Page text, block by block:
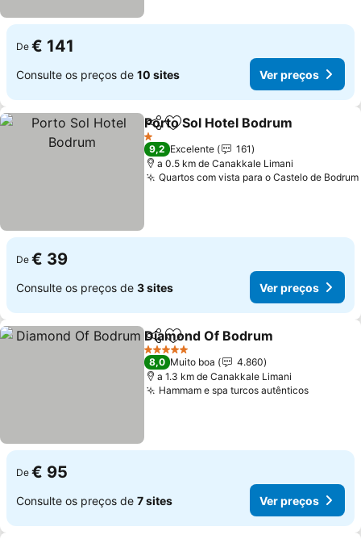
De € 141
Consulte os preços de 10 sites Ver preços
PartilharAdicionar aos favoritos
Porto Sol Hotel Bodrum
1 Estrelas
9,2 Excelente
161
a 0.5 km de Canakkale Limani
Quartos com vista para o Castelo de Bodrum
De € 39
Consulte os preços de 3 sites Ver preços
PartilharAdicionar aos favoritos
Diamond Of Bodrum
5 Estrelas
8,0 Muito boa
4.860
a 1.3 km de Canakkale Limani
Hammam e spa turcos autênticos
De € 95
Consulte os preços de 7 sites Ver preços